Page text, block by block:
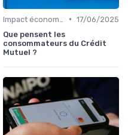
• 17/06/2025
Que pensent les
consommateurs du Crédit
Mutuel ?